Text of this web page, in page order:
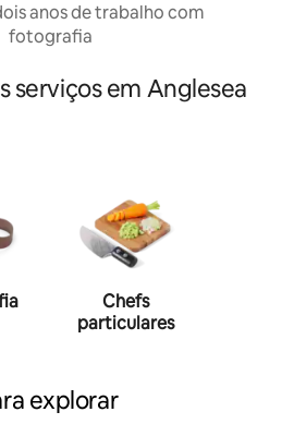
anos de trabalho com
fotografia
serviços em Anglesea
Chefs
particulares
explorar